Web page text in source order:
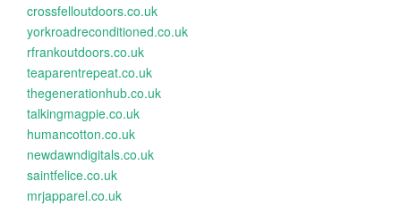
crossfelloutdoors.co.uk
yorkroadreconditioned.co.uk
rfrankoutdoors.co.uk
teaparentrepeat.co.uk
thegenerationhub.co.uk
talkingmagpie.co.uk
humancotton.co.uk
newdawndigitals.co.uk
saintfelice.co.uk
mrjapparel.co.uk